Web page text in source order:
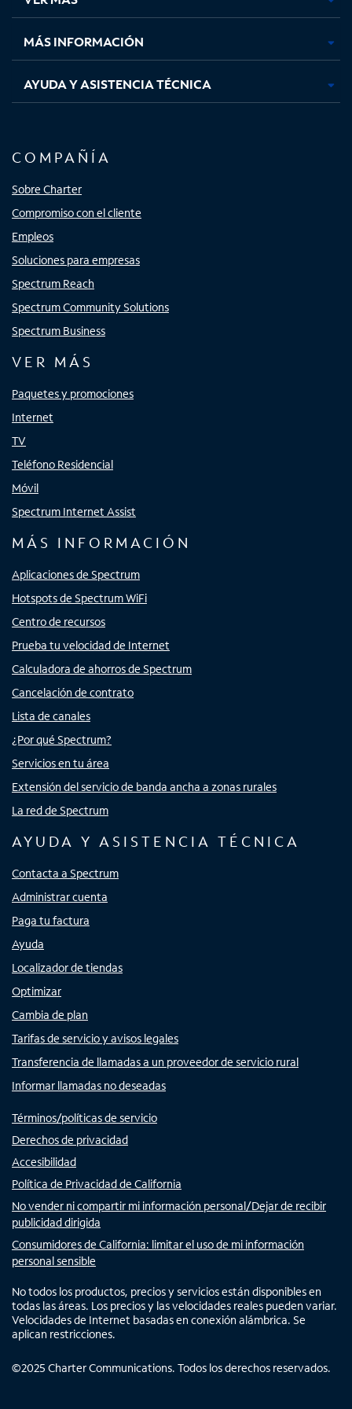
nuevanuevanuevanueva
MÁS INFORMACIÓN
AYUDA Y ASISTENCIA TÉCNICA
COMPAÑÍA
Sobre Charter
Compromiso con el cliente
Empleos
Soluciones para empresas
Spectrum Reach
Spectrum Community Solutions
Spectrum Business
VER MÁS
Paquetes y promociones
Internet
TV
Teléfono Residencial
Móvil
Spectrum Internet Assist
MÁS INFORMACIÓN
Aplicaciones de Spectrum
Hotspots de Spectrum WiFi
Centro de recursos
Prueba tu velocidad de Internet
Calculadora de ahorros de Spectrum
Cancelación de contrato
Lista de canales
¿Por qué Spectrum?
Servicios en tu área
Extensión del servicio de banda ancha a zonas rurales
La red de Spectrum
AYUDA Y ASISTENCIA TÉCNICA
Contacta a Spectrum
Administrar cuenta
Paga tu factura
Ayuda
Localizador de tiendas
Optimizar
Cambia de plan
Tarifas de servicio y avisos legales
Transferencia de llamadas a un proveedor de servicio rural
Informar llamadas no deseadas
Términos/políticas de servicio
Derechos de privacidad
Accesibilidad
Política de Privacidad de California
No vender ni compartir mi información personal/Dejar de recibir
publicidad dirigida
Consumidores de California: limitar el uso de mi información
personal sensible
No todos los productos, precios y servicios están disponibles en
todas las áreas. Los precios y las velocidades reales pueden variar.
Velocidades de Internet basadas en conexión alámbrica. Se
aplican restricciones.
©2025 Charter Communications. Todos los derechos reservados.